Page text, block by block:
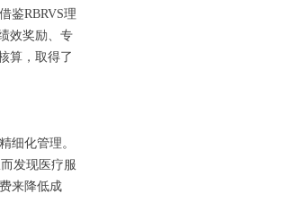
鉴RBRVS理
效奖励、专
算，取得了
细化管理。
发现医疗服
来降低成